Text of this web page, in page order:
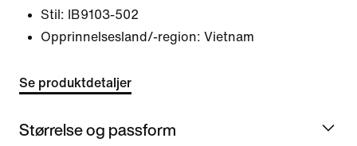
Stil:
IB9103-502
Opprinnelsesland/-region: Vietnam
Se produktdetaljer
Størrelse og passform